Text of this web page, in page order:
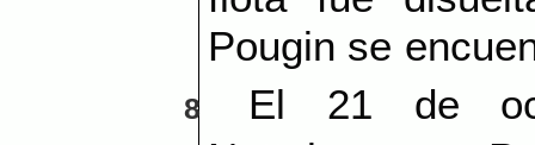
Pougin se
8
El 21 de